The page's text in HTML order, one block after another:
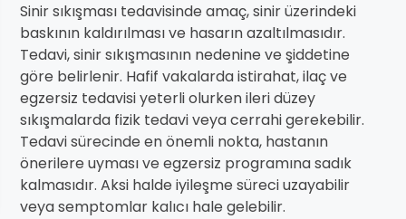
Sinir sıkışması tedavisinde amaç, sinir üzerindeki
baskının kaldırılması ve hasarın azaltılmasıdır.
Tedavi, sinir sıkışmasının nedenine ve şiddetine
göre belirlenir. Hafif vakalarda istirahat, ilaç ve
egzersiz tedavisi yeterli olurken ileri düzey
sıkışmalarda fizik tedavi veya cerrahi gerekebilir.
Tedavi sürecinde en önemli nokta, hastanın
önerilere uyması ve egzersiz programına sadık
kalmasıdır. Aksi halde iyileşme süreci uzayabilir
veya semptomlar kalıcı hale gelebilir.